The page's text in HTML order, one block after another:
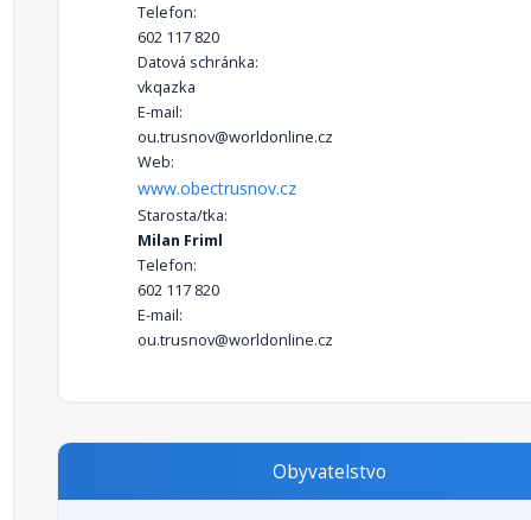
Telefon:
602 117 820
Datová schránka:
vkqazka
E-mail:
ou.trusnov@worldonline.cz
Web:
www.obectrusnov.cz
Starosta/tka:
Milan Friml
Telefon:
602 117 820
E-mail:
ou.trusnov@worldonline.cz
Obyvatelstvo